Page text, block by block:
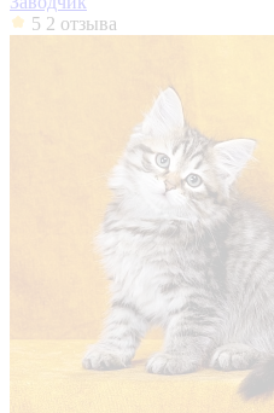
5 2 отзыва